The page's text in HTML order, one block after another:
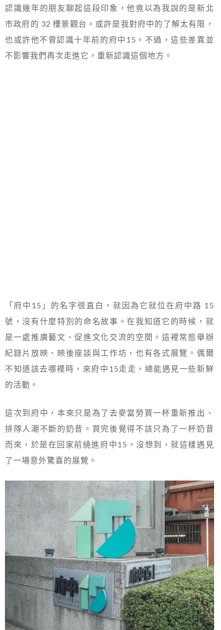
認識幾年的朋友聊起這段印象，他竟以為我說的是新北
市政府的 32 樓景觀台。或許是我對府中的了解太有限，
也或許他不曾認識十年前的府中15。不過，這些差異並
不影響我們再次走進它，重新認識這個地方。
「府中15」的名字很直白，就因為它就位在府中路 15
號，沒有什麼特別的命名故事。在我知道它的時候，就
是一處推廣藝文、促進文化交流的空間。這裡常態舉辦
紀錄片放映、映後座談與工作坊，也有各式展覽。偶爾
不知道該去哪裡時，來府中15走走，總能遇見一些新鮮
的活動。
這次到府中，本來只是為了去麥當勞買一杯重新推出、
排隊人潮不斷的奶昔。買完後覺得不該只為了一杯奶昔
而來，於是在回家前繞進府中15。沒想到，就這樣遇見
了一場意外驚喜的展覽。